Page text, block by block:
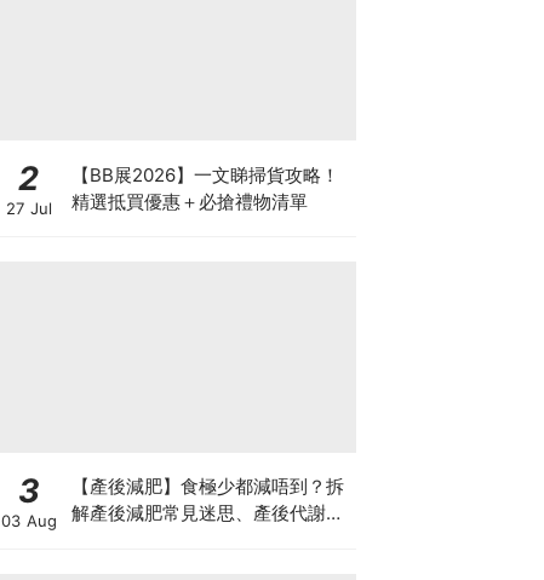
2
27 Jul
【BB展2026】一文睇掃貨攻略！
精選抵買優惠＋必搶禮物清單
3
03 Aug
【產後減肥】食極少都減唔到？拆
解產後減肥常見迷思、產後代謝、